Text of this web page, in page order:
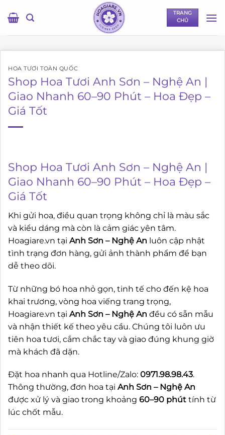
qua
TRANG
CHỦ
HOA TƯƠI TOÀN QUỐC
Shop Hoa Tươi Anh Sơn – Nghệ An |
Giao Nhanh 60–90 Phút – Hoa Đẹp –
Giá Tốt
Shop Hoa Tươi Anh Sơn – Nghệ An |
Giao Nhanh 60–90 Phút – Hoa Đẹp –
Giá Tốt
Khi gửi hoa, điều quan trọng không chỉ là màu sắc
và kiểu dáng mà còn là cảm giác yên tâm.
Hoagiare.vn tại Anh Sơn – Nghệ An luôn cập nhật
tình trạng đơn hàng, gửi ảnh thành phẩm để bạn
dễ theo dõi.
Từ những bó hoa nhỏ gọn, tinh tế cho đến kệ hoa
khai trương, vòng hoa viếng trang trọng,
Hoagiare.vn tại Anh Sơn – Nghệ An đều có sẵn mẫu
và nhận thiết kế theo yêu cầu. Chúng tôi luôn ưu
tiên hoa tươi, cắm chắc tay và giao đúng khung giờ
mà khách đã dặn.
Đặt hoa nhanh qua Hotline/Zalo: 0971.98.98.43.
Thông thường, đơn hoa tại Anh Sơn – Nghệ An
được xử lý và giao trong khoảng 60–90 phút tính từ
lúc chốt mẫu.